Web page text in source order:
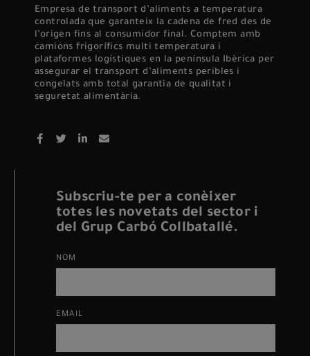
Empresa de transport d’aliments a temperatura
controlada que garanteix la cadena de fred des de
l’origen fins al consumidor final. Comptem amb
camions frigorífics multi temperatura i
plataformes logístiques en la península Ibèrica per
assegurar el transport d’aliments peribles i
congelats amb total garantia de qualitat i
seguretat alimentària.
Subscriu-te per a conèixer
totes les novetats del sector i
del Grup Carbó Collbatallé.
NOM
EMAIL